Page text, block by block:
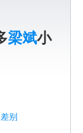
梁斌小
别